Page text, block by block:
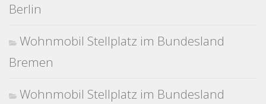
Berlin
Wohnmobil Stellplatz im Bundesland
Bremen
Wohnmobil Stellplatz im Bundesland